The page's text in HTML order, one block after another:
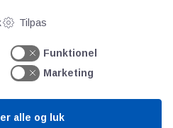
Tilpas
Funktionel
Marketing
alle og luk